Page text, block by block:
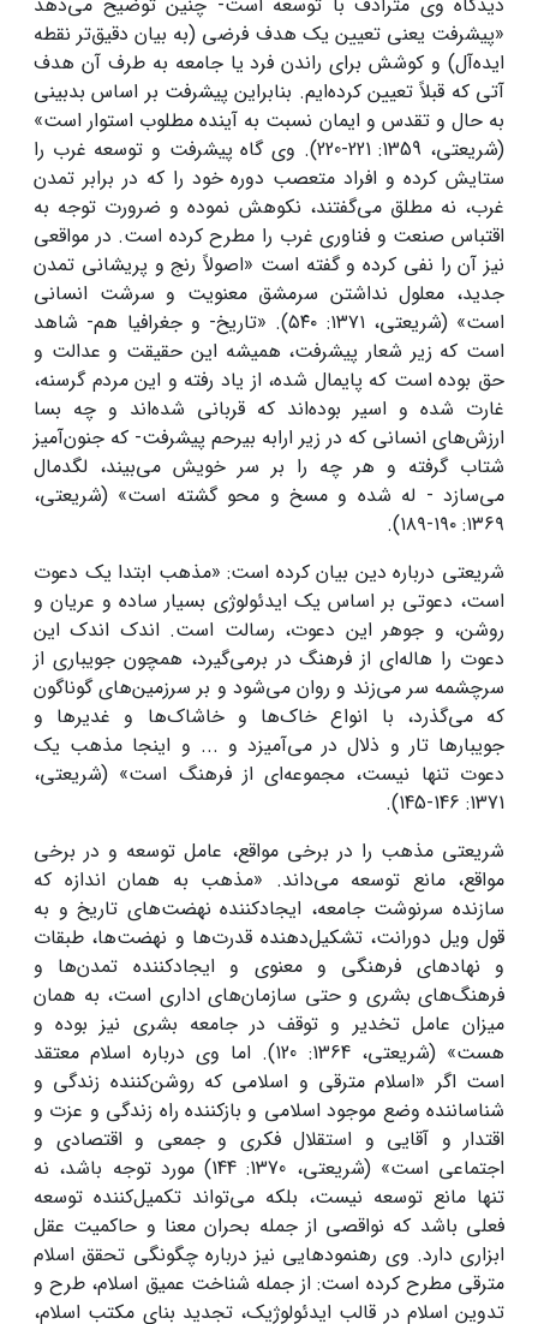
«پیشرفت یعنی تعیین یک هدف فرضی (به بیان دقیق‌تر نقطه
ایده‌آل) و کوشش برای راندن فرد یا جامعه به طرف آن هدف
آتی که قبلاً تعیین کرده‌ایم. بنابراین پیشرفت بر اساس بدبینی
به حال و تقدس و ایمان نسبت به آینده مطلوب استوار است»
(شریعتی، 1359: 221-220). وی گاه پیشرفت و توسعه غرب را
ستایش کرده و افراد متعصب دوره خود را که در برابر تمدن
غرب، نه مطلق می‌گفتند، نکوهش نموده و ضرورت توجه به
اقتباس صنعت و فناوری غرب را مطرح کرده است. در مواقعی
نیز آن را نفی کرده و گفته است «اصولاً رنج و پریشانی تمدن
جدید، معلول نداشتن سرمشق معنویت و سرشت انسانی
است» (شریعتی، ۱۳۷۱: ۵۴۰). «تاریخ- و جغرافیا هم- شاهد
است که زیر شعار پیشرفت، همیشه این حقیقت و عدالت و
حق بوده است که پایمال شده، از یاد رفته و این مردم گرسنه،
غارت شده و اسیر بوده‌اند که قربانی شده‌اند و چه بسا
ارزش‌های انسانی که در زیر ارابه بیرحم پیشرفت- که جنون‌آمیز
شتاب گرفته و هر چه را بر سر خویش می‌بیند، لگدمال
می‌سازد - له شده و مسخ و محو گشته است» (شریعتی،
۱۳۶۹: ۱۹۰-۱۸۹).
شریعتی درباره دین بیان کرده است: «مذهب ابتدا یک دعوت
است، دعوتی بر اساس یک ایدئولوژی بسیار ساده و عریان و
روشن، و جوهر این دعوت، رسالت است. اندک اندک این
دعوت را هاله‌ای از فرهنگ در برمی‌گیرد، همچون جویباری از
سرچشمه سر می‌زند و روان می‌شود و بر سرزمین‌های گوناگون
که می‌گذرد، با انواع خاک‌ها و خاشاک‌ها و غدیرها و
جویبارها تار و ذلال در می‌آمیزد و ... و اینجا مذهب یک
دعوت تنها نیست، مجموعه‌ای از فرهنگ است» (شریعتی،
1371: 146-145).
شریعتی مذهب را در برخی مواقع، عامل توسعه و در برخی
مواقع، مانع توسعه می‌داند. «مذهب به همان اندازه که
سازنده سرنوشت جامعه، ایجادکننده نهضت‌های تاریخ و به
قول ویل دورانت، تشکیل‌دهنده قدرت‌ها و نهضت‌ها، طبقات
و نهادهای فرهنگی و معنوی و ایجادکننده تمدن‌ها و
فرهنگ‌های بشری و حتی سازمان‌های اداری است، به همان
میزان عامل تخدیر و توقف در جامعه بشری نیز بوده و
هست» (شریعتی، 1364: 120). اما وی درباره اسلام معتقد
است اگر «اسلام مترقی و اسلامی که روشن‌کننده زندگی و
شناساننده وضع موجود اسلامی و بازکننده راه زندگی و عزت و
اقتدار و آقایی و استقلال فکری و جمعی و اقتصادی و
اجتماعی است» (شریعتی، 1370: 144) مورد توجه باشد، نه
تنها مانع توسعه نیست، بلکه می‌تواند تکمیل‌کننده توسعه
فعلی باشد که نواقصی از جمله بحران معنا و حاکمیت عقل
ابزاری دارد. وی رهنمودهایی نیز درباره چگونگی تحقق اسلام
مترقی مطرح کرده است: از جمله شناخت عمیق اسلام، طرح و
تدوین اسلام در قالب ایدئولوژیک، تجدید بنای مکتب اسلام،